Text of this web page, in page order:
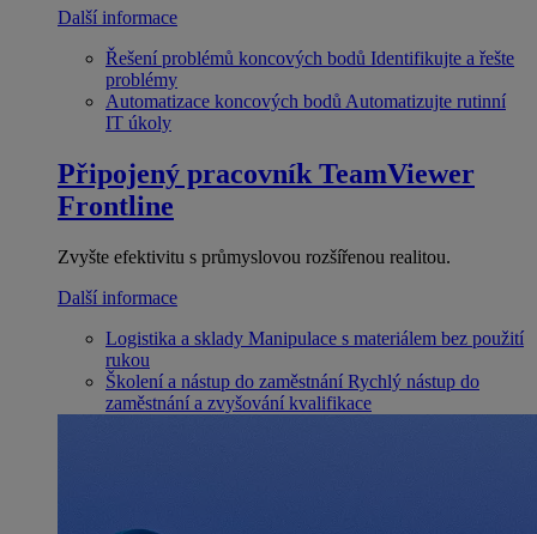
Další informace
Řešení problémů koncových bodů Identifikujte a řešte
problémy
Automatizace koncových bodů Automatizujte rutinní
IT úkoly
Připojený pracovník TeamViewer
Frontline
Zvyšte efektivitu s průmyslovou rozšířenou realitou.
Další informace
Logistika a sklady Manipulace s materiálem bez použití
rukou
Školení a nástup do zaměstnání Rychlý nástup do
zaměstnání a zvyšování kvalifikace